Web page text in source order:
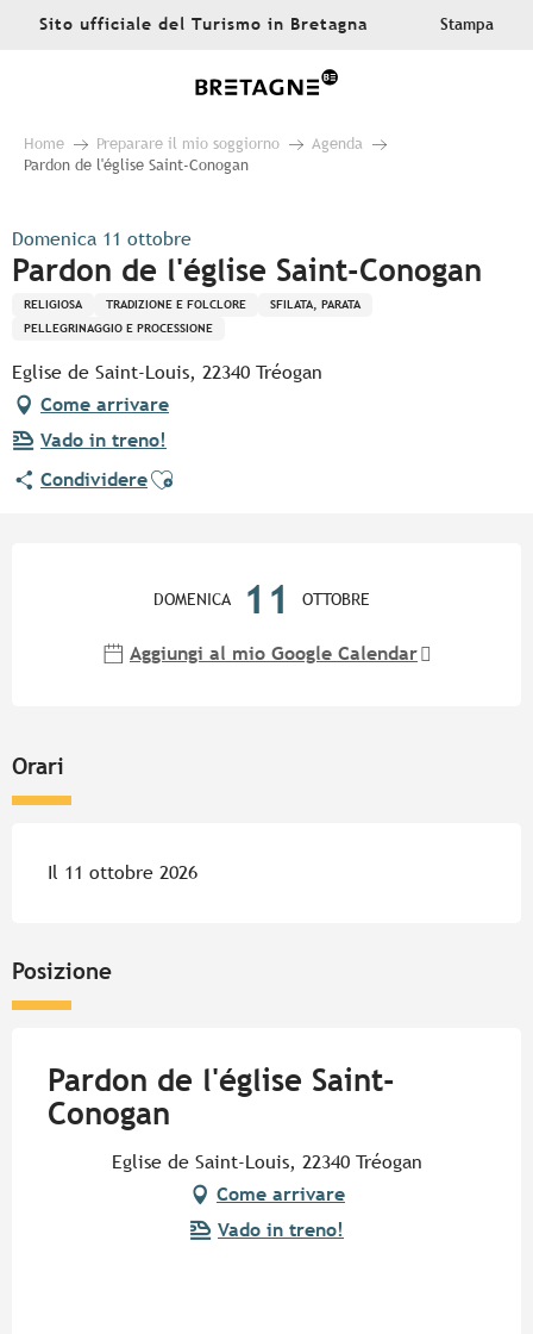
AllerSito ufficiale del Turismo in Bretagna Stampa
Home Preparare il mio soggiorno
Agenda
Pardon de l'église Saint-Conogan
Domenica 11 ottobre
Pardon de l'église Saint-Conogan
RELIGIOSA TRADIZIONE E FOLCLORE
SFILATA, PARATA
PELLEGRINAGGIO E PROCESSIONE
Eglise de Saint-Louis, 22340 Tréogan
Come arrivare
Vado in treno!
CondividereAjouter aux favoris
DOMENICA 11 OTTOBRE
Aggiungi al mio Google Calendar
Orari
Il 11 ottobre 2026
Posizione
Pardon de l'église Saint-
Conogan
Eglise de Saint-Louis, 22340 Tréogan
Come arrivare
Vado in treno!